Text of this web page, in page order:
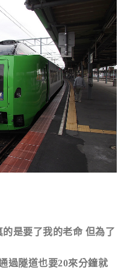
是要了我的老命 但為了
過隧道也要20來分鐘就